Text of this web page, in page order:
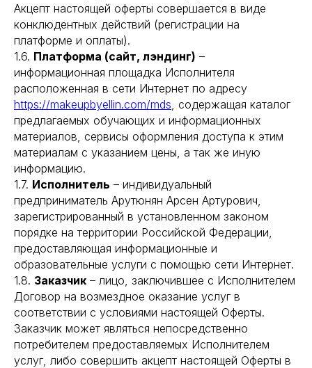
Акцепт настоящей оферты совершается в виде
конклюдентных действий (регистрации на
платформе и оплаты).
1.6. Платформа (сайт, лэндинг) –
информационная площадка Исполнителя
расположенная в сети Интернет по адресу
https://makeupbyellin.com/mds, содержащая каталог
предлагаемых обучающих и информационных
материалов, сервисы оформления доступа к этим
материалам с указанием цены, а так же иную
информацию.
1.7. Исполнитель – индивидуальный
предприниматель Арутюнян Арсен Артурович,
зарегистрированный в установленном законом
порядке на территории Российской Федерации,
предоставляющая информационные и
образовательные услуги с помощью сети Интернет.
1.8. Заказчик – лицо, заключившее с Исполнителем
Договор на возмездное оказание услуг в
соответствии с условиями настоящей Оферты.
Заказчик может являться непосредственно
потребителем предоставляемых Исполнителем
услуг, либо совершить акцепт настоящей Оферты в